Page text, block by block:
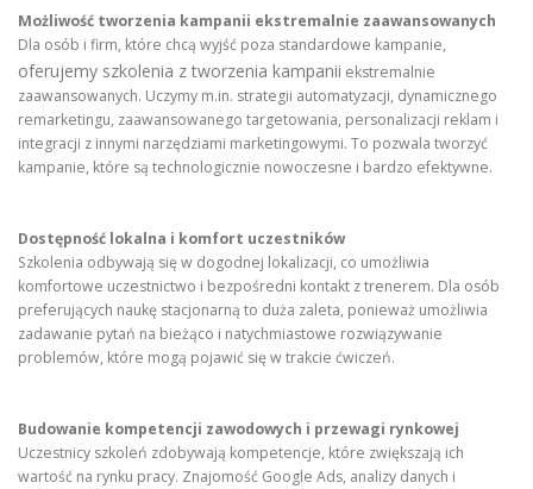
Możliwość tworzenia kampanii ekstremalnie zaawansowanych
Dla osób i firm, które chcą wyjść poza standardowe kampanie,
oferujemy szkolenia z tworzenia kampanii ekstremalnie
zaawansowanych. Uczymy m.in. strategii automatyzacji, dynamicznego
remarketingu, zaawansowanego targetowania, personalizacji reklam i
integracji z innymi narzędziami marketingowymi. To pozwala tworzyć
kampanie, które są technologicznie nowoczesne i bardzo efektywne.
Dostępność lokalna i komfort uczestników
Szkolenia odbywają się w dogodnej lokalizacji, co umożliwia
komfortowe uczestnictwo i bezpośredni kontakt z trenerem. Dla osób
preferujących naukę stacjonarną to duża zaleta, ponieważ umożliwia
zadawanie pytań na bieżąco i natychmiastowe rozwiązywanie
problemów, które mogą pojawić się w trakcie ćwiczeń.
Budowanie kompetencji zawodowych i przewagi rynkowej
Uczestnicy szkoleń zdobywają kompetencje, które zwiększają ich
wartość na rynku pracy. Znajomość Google Ads, analizy danych i